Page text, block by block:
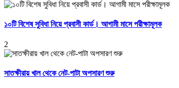
১০টি বিশেষ সুবিধা নিয়ে প্রবাসী কার্ড। আগামী মাসে পরীক্ষামূলক
2
সাতক্ষীরায় খাল থেকে নেট-পাটা অপসারণ শুরু